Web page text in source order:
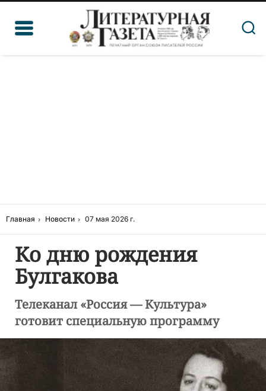
Главная Новости 07 мая 2026 г.
Ко дню рождения
Булгакова
Телеканал «Россия — Культура»
готовит специальную программу